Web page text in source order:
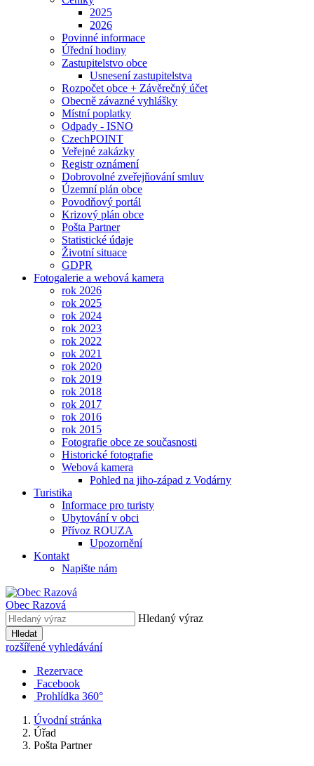
2025
2026
Povinné informace
Úřední hodiny
Zastupitelstvo obce
Usnesení zastupitelstva
Rozpočet obce + Závěrečný účet
Obecně závazné vyhlášky
Místní poplatky
Odpady - ISNO
CzechPOINT
Veřejné zakázky
Registr oznámení
Dobrovolné zveřejňování smluv
Územní plán obce
Povodňový portál
Krizový plán obce
Pošta Partner
Statistické údaje
Životní situace
GDPR
Fotogalerie a webová kamera
rok 2026
rok 2025
rok 2024
rok 2023
rok 2022
rok 2021
rok 2020
rok 2019
rok 2018
rok 2017
rok 2016
rok 2015
Fotografie obce ze současnosti
Historické fotografie
Webová kamera
Pohled na jiho-západ z Vodárny
Turistika
Informace pro turisty
Ubytování v obci
Přívoz ROUZA
Upozornění
Kontakt
Napište nám
Obec Razová
Hledaný výraz
Hledat
rozšířené vyhledávání
Rezervace
Facebook
Prohlídka 360°
Úvodní stránka
Úřad
Pošta Partner